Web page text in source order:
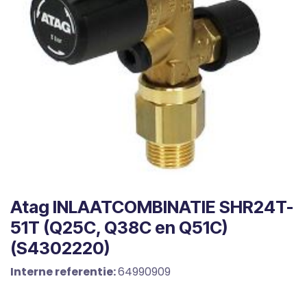
Atag INLAATCOMBINATIE SHR24T-
51T (Q25C, Q38C en Q51C)
(S4302220)
Interne referentie:64990909